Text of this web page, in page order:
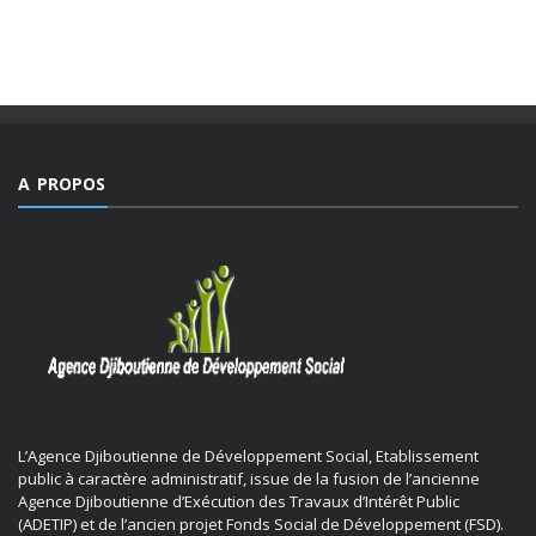
A PROPOS
L’Agence Djiboutienne de Développement Social, Etablissement
public à caractère administratif, issue de la fusion de l’ancienne
Agence Djiboutienne d’Exécution des Travaux d’Intérêt Public
(ADETIP) et de l’ancien projet Fonds Social de Développement (FSD).